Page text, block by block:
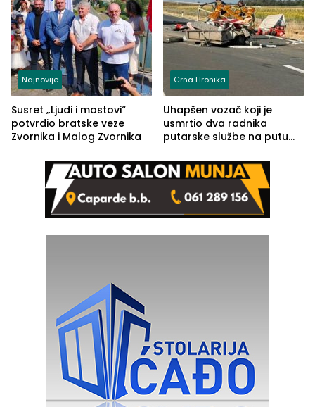
Najnovije
Susret „Ljudi i mostovi“
potvrdio bratske veze
Zvornika i Malog Zvornika
Crna Hronika
Uhapšen vozač koji je
usmrtio dva radnika
putarske službe na putu
(FOTO)